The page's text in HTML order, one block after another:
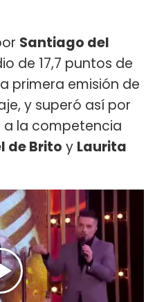
Santiago del
de 17,7 puntos de
primera emisión de
y superó así por
a la competencia
de Brito y Laurita